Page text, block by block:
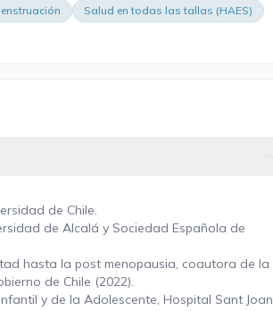
Salud en todas las tallas (HAES)
de Chile.
de Alcalá y Sociedad Española de
hasta la post menopausia, coautora de la
de Chile (2022).
y de la Adolescente, Hospital Sant Joan